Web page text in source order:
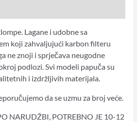
Lagane i udobne sa
koji zahvaljujući karbon filteru
ne znoji i sprječava neugodne
podlozi. Svi modeli papuča su
i izdržljivih materijala.
da se uzmu za broj veće.
NARUDŽBI, POTREBNO JE 10-12